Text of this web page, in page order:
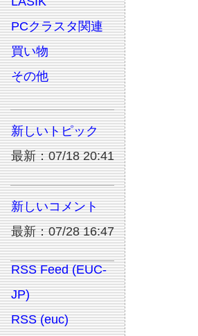
PCクラスタ関連
買い物
その他
新しいトピック
最新：07/18 20:41
新しいコメント
最新：07/28 16:47
RSS Feed (EUC-
JP)
RSS (euc)